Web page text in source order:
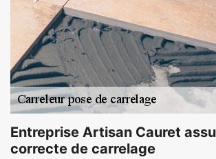
Entreprise Artisan Cauret
correcte de carrelage